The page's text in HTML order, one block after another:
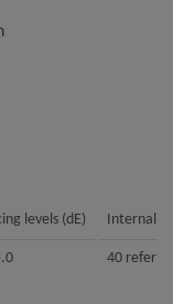
levels (dE) Internal
40